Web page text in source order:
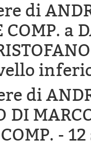
di
COMP. a
di
DI
-